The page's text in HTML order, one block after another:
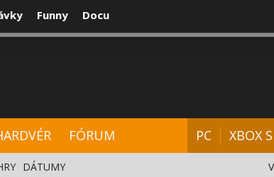
Funny Docu
FÓRUM PC XBOX
DÁTUMY